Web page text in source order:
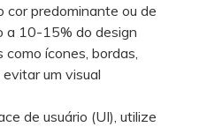
cor predominante ou de
a 10-15% do design
ícones, bordas,
um visual
de usuário (UI), utilize